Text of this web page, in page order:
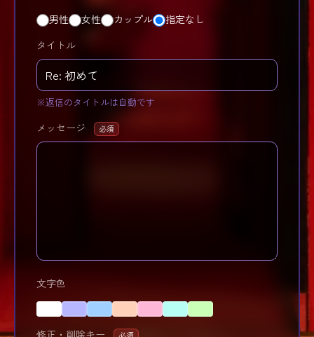
男性 女性 カップル 指定なし
タイトル
※返信のタイトルは自動です
メッセージ 必須
文字色